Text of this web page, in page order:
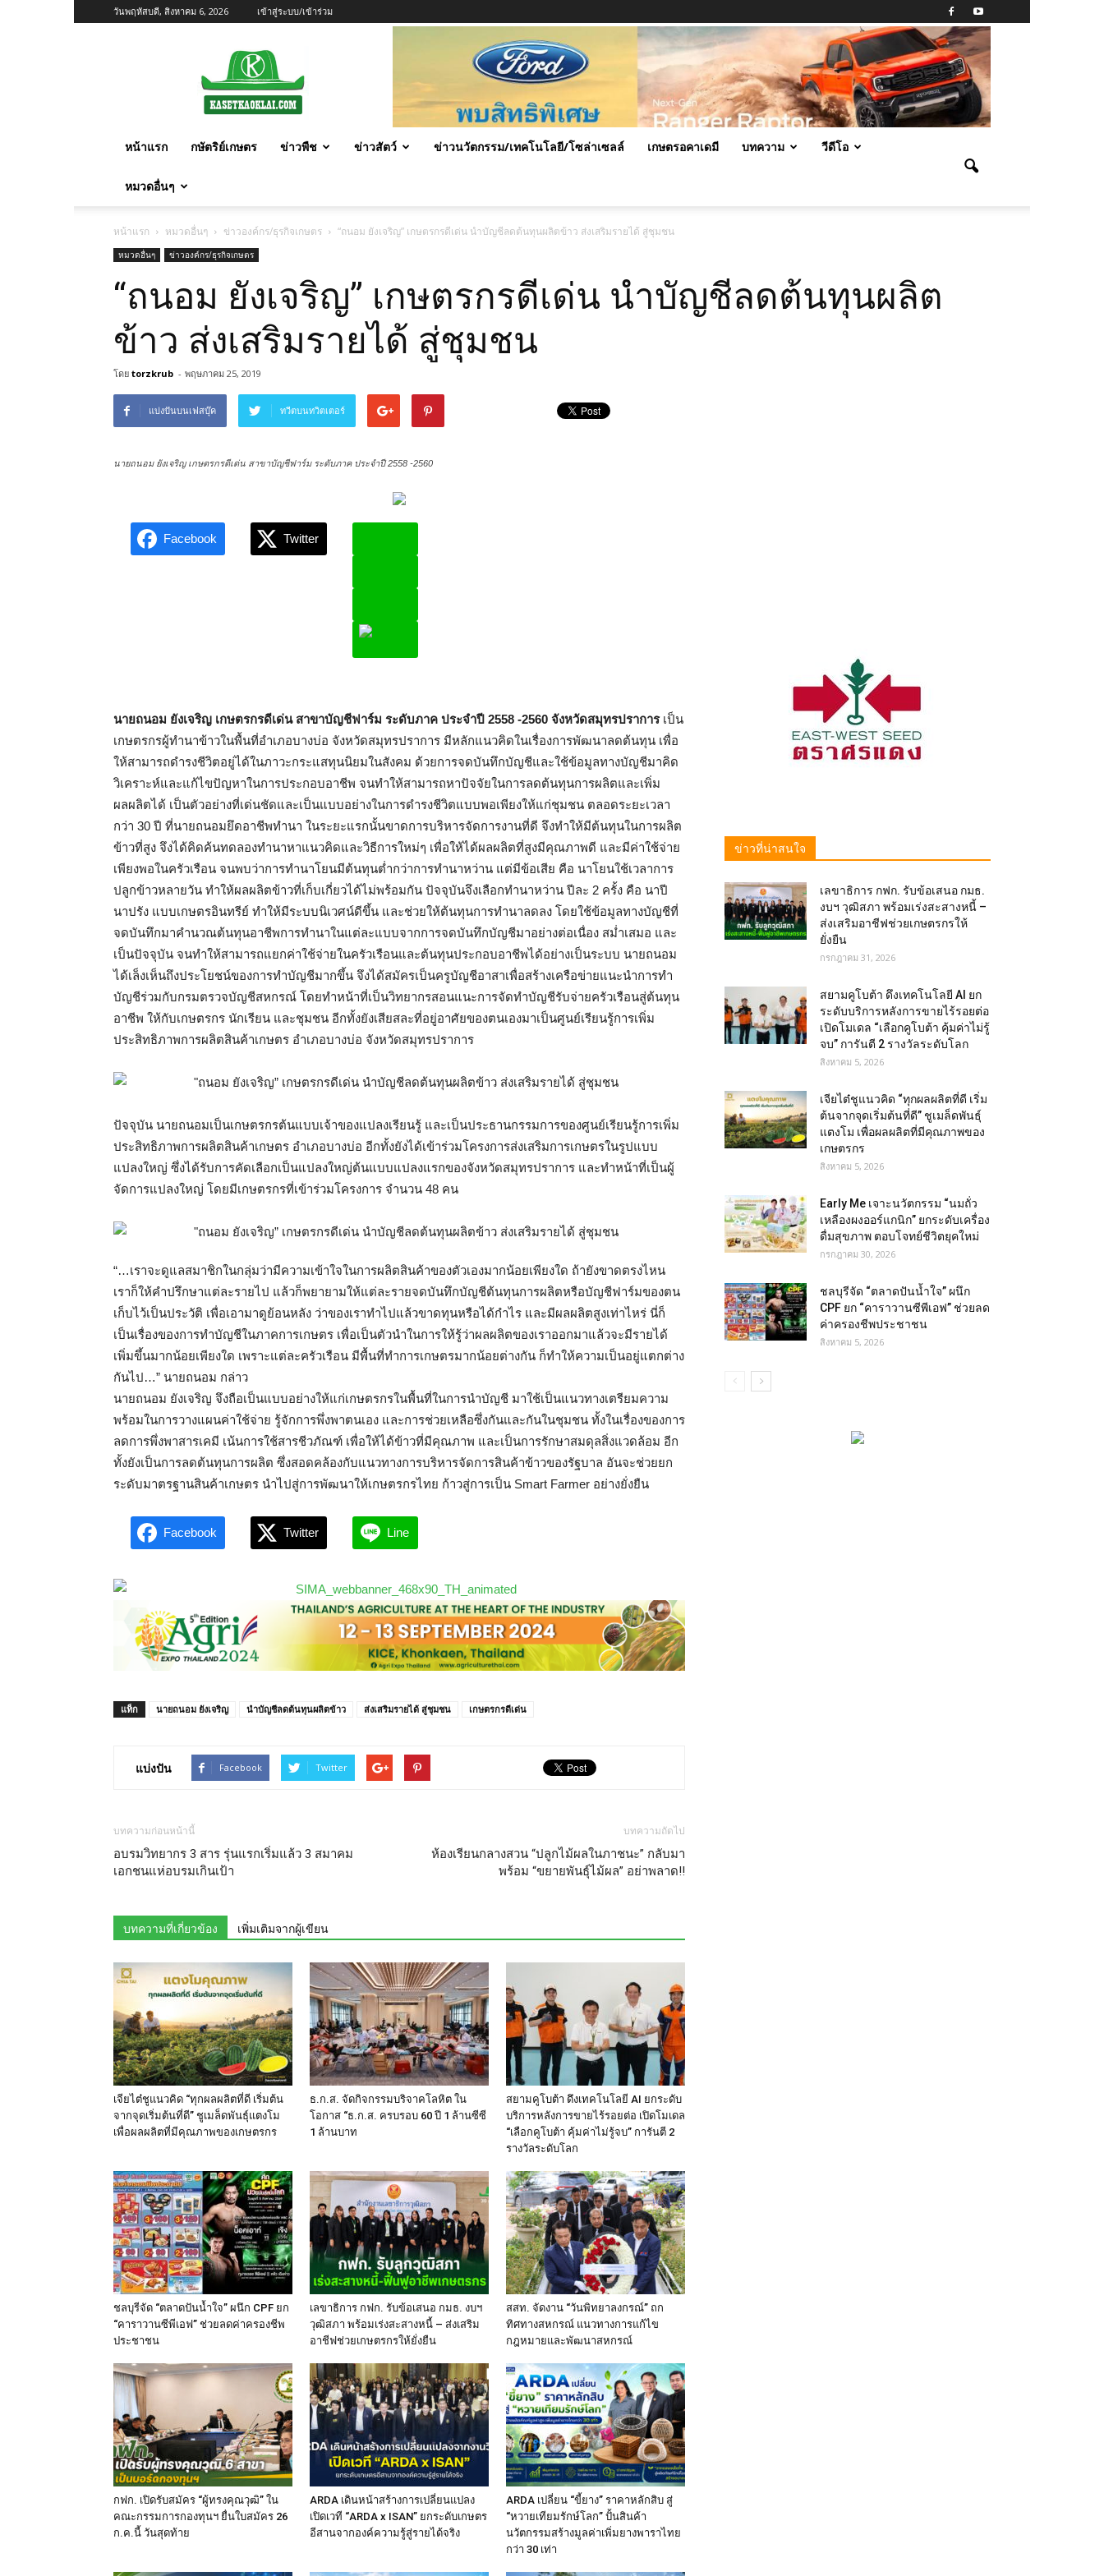
วันพฤหัสบดี, สิงหาคม 6, 2026 เข้าสู่ระบบ/เข้าร่วม
หน้าแรก กษัตริย์เกษตร ข่าวพืช ข่าวสัตว์ ข่าวนวัตกรรม/เทคโนโลยี/โซล่าเซลล์ เกษตรอคาเดมี บทความ วีดีโอ
หมวดอื่นๆ
หน้าแรก หมวดอื่นๆ ข่าวองค์กร/ธุรกิจเกษตร “ถนอม ยังเจริญ” เกษตรกรดีเด่น นำบัญชีลดต้นทุนผลิตข้าว ส่งเสริมรายได้ สู่ชุมชน
หมวดอื่นๆ ข่าวองค์กร/ธุรกิจเกษตร
“ถนอม ยังเจริญ” เกษตรกรดีเด่น นำบัญชีลดต้นทุนผลิต
ข้าว ส่งเสริมรายได้ สู่ชุมชน
โดย torzkrub - พฤษภาคม 25, 2019
แบ่งปันบนเฟสบุ๊ค ทวีตบนทวิตเตอร์
นายถนอม ยังเจริญ เกษตรกรดีเด่น สาขาบัญชีฟาร์ม ระดับภาค ประจำปี 2558 -2560
Facebook Twitter
นายถนอม ยังเจริญ เกษตรกรดีเด่น สาขาบัญชีฟาร์ม ระดับภาค ประจำปี 2558 -2560 จังหวัดสมุทรปราการ เป็น
เกษตรกรผู้ทำนาข้าวในพื้นที่อำเภอบางบ่อ จังหวัดสมุทรปราการ มีหลักแนวคิดในเรื่องการพัฒนาลดต้นทุน เพื่อ
ให้สามารถดำรงชีวิตอยู่ได้ในภาวะกระแสทุนนิยมในสังคม ด้วยการจดบันทึกบัญชีและใช้ข้อมูลทางบัญชีมาคิด
วิเคราะห์และแก้ไขปัญหาในการประกอบอาชีพ จนทำให้สามารถหาปัจจัยในการลดต้นทุนการผลิตและเพิ่ม
ผลผลิตได้ เป็นตัวอย่างที่เด่นชัดและเป็นแบบอย่างในการดำรงชีวิตแบบพอเพียงให้แก่ชุมชน ตลอดระยะเวลา
กว่า 30 ปี ที่นายถนอมยึดอาชีพทำนา ในระยะแรกนั้นขาดการบริหารจัดการงานที่ดี จึงทำให้มีต้นทุนในการผลิต
ข้าวที่สูง จึงได้คิดค้นทดลองทำนาหาแนวคิดและวิธีการใหม่ๆ เพื่อให้ได้ผลผลิตที่สูงมีคุณภาพดี และมีค่าใช้จ่าย
เพียงพอในครัวเรือน จนพบว่าการทำนาโยนมีต้นทุนต่ำกว่าการทำนาหว่าน แต่มีข้อเสีย คือ นาโยนใช้เวลาการ
ปลูกข้าวหลายวัน ทำให้ผลผลิตข้าวที่เก็บเกี่ยวได้ไม่พร้อมกัน ปัจจุบันจึงเลือกทำนาหว่าน ปีละ 2 ครั้ง คือ นาปี
นาปรัง แบบเกษตรอินทรีย์ ทำให้มีระบบนิเวศน์ดีขึ้น และช่วยให้ต้นทุนการทำนาลดลง โดยใช้ข้อมูลทางบัญชีที่
จดบันทึกมาคำนวณต้นทุนอาชีพการทำนาในแต่ละแบบจากการจดบันทึกบัญชีมาอย่างต่อเนื่อง สม่ำเสมอ และ
เป็นปัจจุบัน จนทำให้สามารถแยกค่าใช้จ่ายในครัวเรือนและต้นทุนประกอบอาชีพได้อย่างเป็นระบบ นายถนอม
ได้เล็งเห็นถึงประโยชน์ของการทำบัญชีมากขึ้น จึงได้สมัครเป็นครูบัญชีอาสาเพื่อสร้างเครือข่ายแนะนำการทำ
บัญชีร่วมกับกรมตรวจบัญชีสหกรณ์ โดยทำหน้าที่เป็นวิทยากรสอนแนะการจัดทำบัญชีรับจ่ายครัวเรือนสู่ต้นทุน
อาชีพ ให้กับเกษตรกร นักเรียน และชุมชน อีกทั้งยังเสียสละที่อยู่อาศัยของตนเองมาเป็นศูนย์เรียนรู้การเพิ่ม
ประสิทธิภาพการผลิตสินค้าเกษตร อำเภอบางบ่อ จังหวัดสมุทรปราการ
ปัจจุบัน นายถนอมเป็นเกษตรกรต้นแบบเจ้าของแปลงเรียนรู้ และเป็นประธานกรรมการของศูนย์เรียนรู้การเพิ่ม
ประสิทธิภาพการผลิตสินค้าเกษตร อำเภอบางบ่อ อีกทั้งยังได้เข้าร่วมโครงการส่งเสริมการเกษตรในรูปแบบ
แปลงใหญ่ ซึ่งได้รับการคัดเลือกเป็นแปลงใหญ่ต้นแบบแปลงแรกของจังหวัดสมุทรปราการ และทำหน้าที่เป็นผู้
จัดการแปลงใหญ่ โดยมีเกษตรกรที่เข้าร่วมโครงการ จำนวน 48 คน
“…เราจะดูแลสมาชิกในกลุ่มว่ามีความเข้าใจในการผลิตสินค้าของตัวเองมากน้อยเพียงใด ถ้ายังขาดตรงไหน
เราก็ให้คำปรึกษาแต่ละรายไป แล้วก็พยายามให้แต่ละรายจดบันทึกบัญชีต้นทุนการผลิตหรือบัญชีฟาร์มของตน
เก็บไว้เป็นประวัติ เพื่อเอามาดูย้อนหลัง ว่าของเราทำไปแล้วขาดทุนหรือได้กำไร และมีผลผลิตสูงเท่าไหร่ นี่ก็
เป็นเรื่องของการทำบัญชีในภาคการเกษตร เพื่อเป็นตัวนำในการให้รู้ว่าผลผลิตของเราออกมาแล้วจะมีรายได้
เพิ่มขึ้นมากน้อยเพียงใด เพราะแต่ละครัวเรือน มีพื้นที่ทำการเกษตรมากน้อยต่างกัน ก็ทำให้ความเป็นอยู่แตกต่าง
กันไป…” นายถนอม กล่าว
นายถนอม ยังเจริญ จึงถือเป็นแบบอย่างให้แก่เกษตรกรในพื้นที่ในการนำบัญชี มาใช้เป็นแนวทางเตรียมความ
พร้อมในการวางแผนค่าใช้จ่าย รู้จักการพึ่งพาตนเอง และการช่วยเหลือซึ่งกันและกันในชุมชน ทั้งในเรื่องของการ
ลดการพึ่งพาสารเคมี เน้นการใช้สารชีวภัณฑ์ เพื่อให้ได้ข้าวที่มีคุณภาพ และเป็นการรักษาสมดุลสิ่งแวดล้อม อีก
ทั้งยังเป็นการลดต้นทุนการผลิต ซึ่งสอดคล้องกับแนวทางการบริหารจัดการสินค้าข้าวของรัฐบาล อันจะช่วยยก
ระดับมาตรฐานสินค้าเกษตร นำไปสู่การพัฒนาให้เกษตรกรไทย ก้าวสู่การเป็น Smart Farmer อย่างยั่งยืน
Facebook Twitter Line
แท็ก นายถนอม ยังเจริญ นำบัญชีลดต้นทุนผลิตข้าว ส่งเสริมรายได้ สู่ชุมชน เกษตรกรดีเด่น
แบ่งปัน Facebook Twitter
บทความก่อนหน้านี้
อบรมวิทยากร 3 สาร รุ่นแรกเริ่มแล้ว 3 สมาคม
เอกชนแห่อบรมเกินเป้า
บทความถัดไป
ห้องเรียนกลางสวน “ปลูกไม้ผลในภาชนะ” กลับมา
พร้อม “ขยายพันธุ์ไม้ผล” อย่าพลาด!!
บทความที่เกี่ยวข้อง เพิ่มเติมจากผู้เขียน
เจียไต๋ชูแนวคิด “ทุกผลผลิตที่ดี เริ่มต้น
จากจุดเริ่มต้นที่ดี” ชูเมล็ดพันธุ์แตงโม
เพื่อผลผลิตที่มีคุณภาพของเกษตรกร
ธ.ก.ส. จัดกิจกรรมบริจาคโลหิต ใน
โอกาส “ธ.ก.ส. ครบรอบ 60 ปี 1 ล้านซีซี
1 ล้านบาท
สยามคูโบต้า ดึงเทคโนโลยี AI ยกระดับ
บริการหลังการขายไร้รอยต่อ เปิดโมเดล
“เลือกคูโบต้า คุ้มค่าไม่รู้จบ” การันตี 2
รางวัลระดับโลก
ชลบุรีจัด “ตลาดปันน้ำใจ” ผนึก CPF ยก
“คาราวานซีพีเอฟ” ช่วยลดค่าครองชีพ
ประชาชน
เลขาธิการ กฟก. รับข้อเสนอ กมธ. งบฯ
วุฒิสภา พร้อมเร่งสะสางหนี้ – ส่งเสริม
อาชีฟช่วยเกษตรกรให้ยั่งยืน
สสท. จัดงาน “วันพิทยาลงกรณ์” ถก
ทิศทางสหกรณ์ แนวทางการแก้ไข
กฎหมายและพัฒนาสหกรณ์
กฟก. เปิดรับสมัคร “ผู้ทรงคุณวุฒิ” ใน
คณะกรรมการกองทุนฯ ยื่นใบสมัคร 26
ก.ค.นี้ วันสุดท้าย
ARDA เดินหน้าสร้างการเปลี่ยนแปลง
เปิดเวที “ARDA x ISAN” ยกระดับเกษตร
อีสานจากองค์ความรู้สู่รายได้จริง
ARDA เปลี่ยน “ขี้ยาง” ราคาหลักสิบ สู่
“หวายเทียมรักษ์โลก” ปั้นสินค้า
นวัตกรรมสร้างมูลค่าเพิ่มยางพาราไทย
กว่า 30 เท่า
ข่าวที่น่าสนใจ
เลขาธิการ กฟก. รับข้อเสนอ กมธ.
งบฯ วุฒิสภา พร้อมเร่งสะสางหนี้ –
ส่งเสริมอาชีฟช่วยเกษตรกรให้
ยั่งยืน
กรกฎาคม 31, 2026
สยามคูโบต้า ดึงเทคโนโลยี AI ยก
ระดับบริการหลังการขายไร้รอยต่อ
เปิดโมเดล “เลือกคูโบต้า คุ้มค่าไม่รู้
จบ” การันตี 2 รางวัลระดับโลก
สิงหาคม 5, 2026
เจียไต๋ชูแนวคิด “ทุกผลผลิตที่ดี เริ่ม
ต้นจากจุดเริ่มต้นที่ดี” ชูเมล็ดพันธุ์
แตงโม เพื่อผลผลิตที่มีคุณภาพของ
เกษตรกร
สิงหาคม 5, 2026
Early Me เจาะนวัตกรรม “นมถั่ว
เหลืองผงออร์แกนิก” ยกระดับเครื่อง
ดื่มสุขภาพ ตอบโจทย์ชีวิตยุคใหม่
กรกฎาคม 30, 2026
ชลบุรีจัด “ตลาดปันน้ำใจ” ผนึก
CPF ยก “คาราวานซีพีเอฟ” ช่วยลด
ค่าครองชีพประชาชน
สิงหาคม 5, 2026